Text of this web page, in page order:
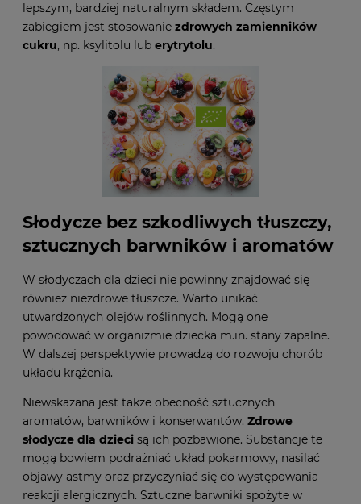
lepszym, bardziej naturalnym składem. Częstym
zabiegiem jest stosowanie zdrowych zamienników
cukru, np. ksylitolu lub erytrytolu.
Słodycze bez szkodliwych tłuszczy,
sztucznych barwników i aromatów
W słodyczach dla dzieci nie powinny znajdować się
również niezdrowe tłuszcze. Warto unikać
utwardzonych olejów roślinnych. Mogą one
powodować w organizmie dziecka m.in. stany zapalne.
W dalszej perspektywie prowadzą do rozwoju chorób
układu krążenia.
Niewskazana jest także obecność sztucznych
aromatów, barwników i konserwantów. Zdrowe
słodycze dla dzieci są ich pozbawione. Substancje te
mogą bowiem podrażniać układ pokarmowy, nasilać
objawy astmy oraz przyczyniać się do występowania
reakcji alergicznych. Sztuczne barwniki spożyte w